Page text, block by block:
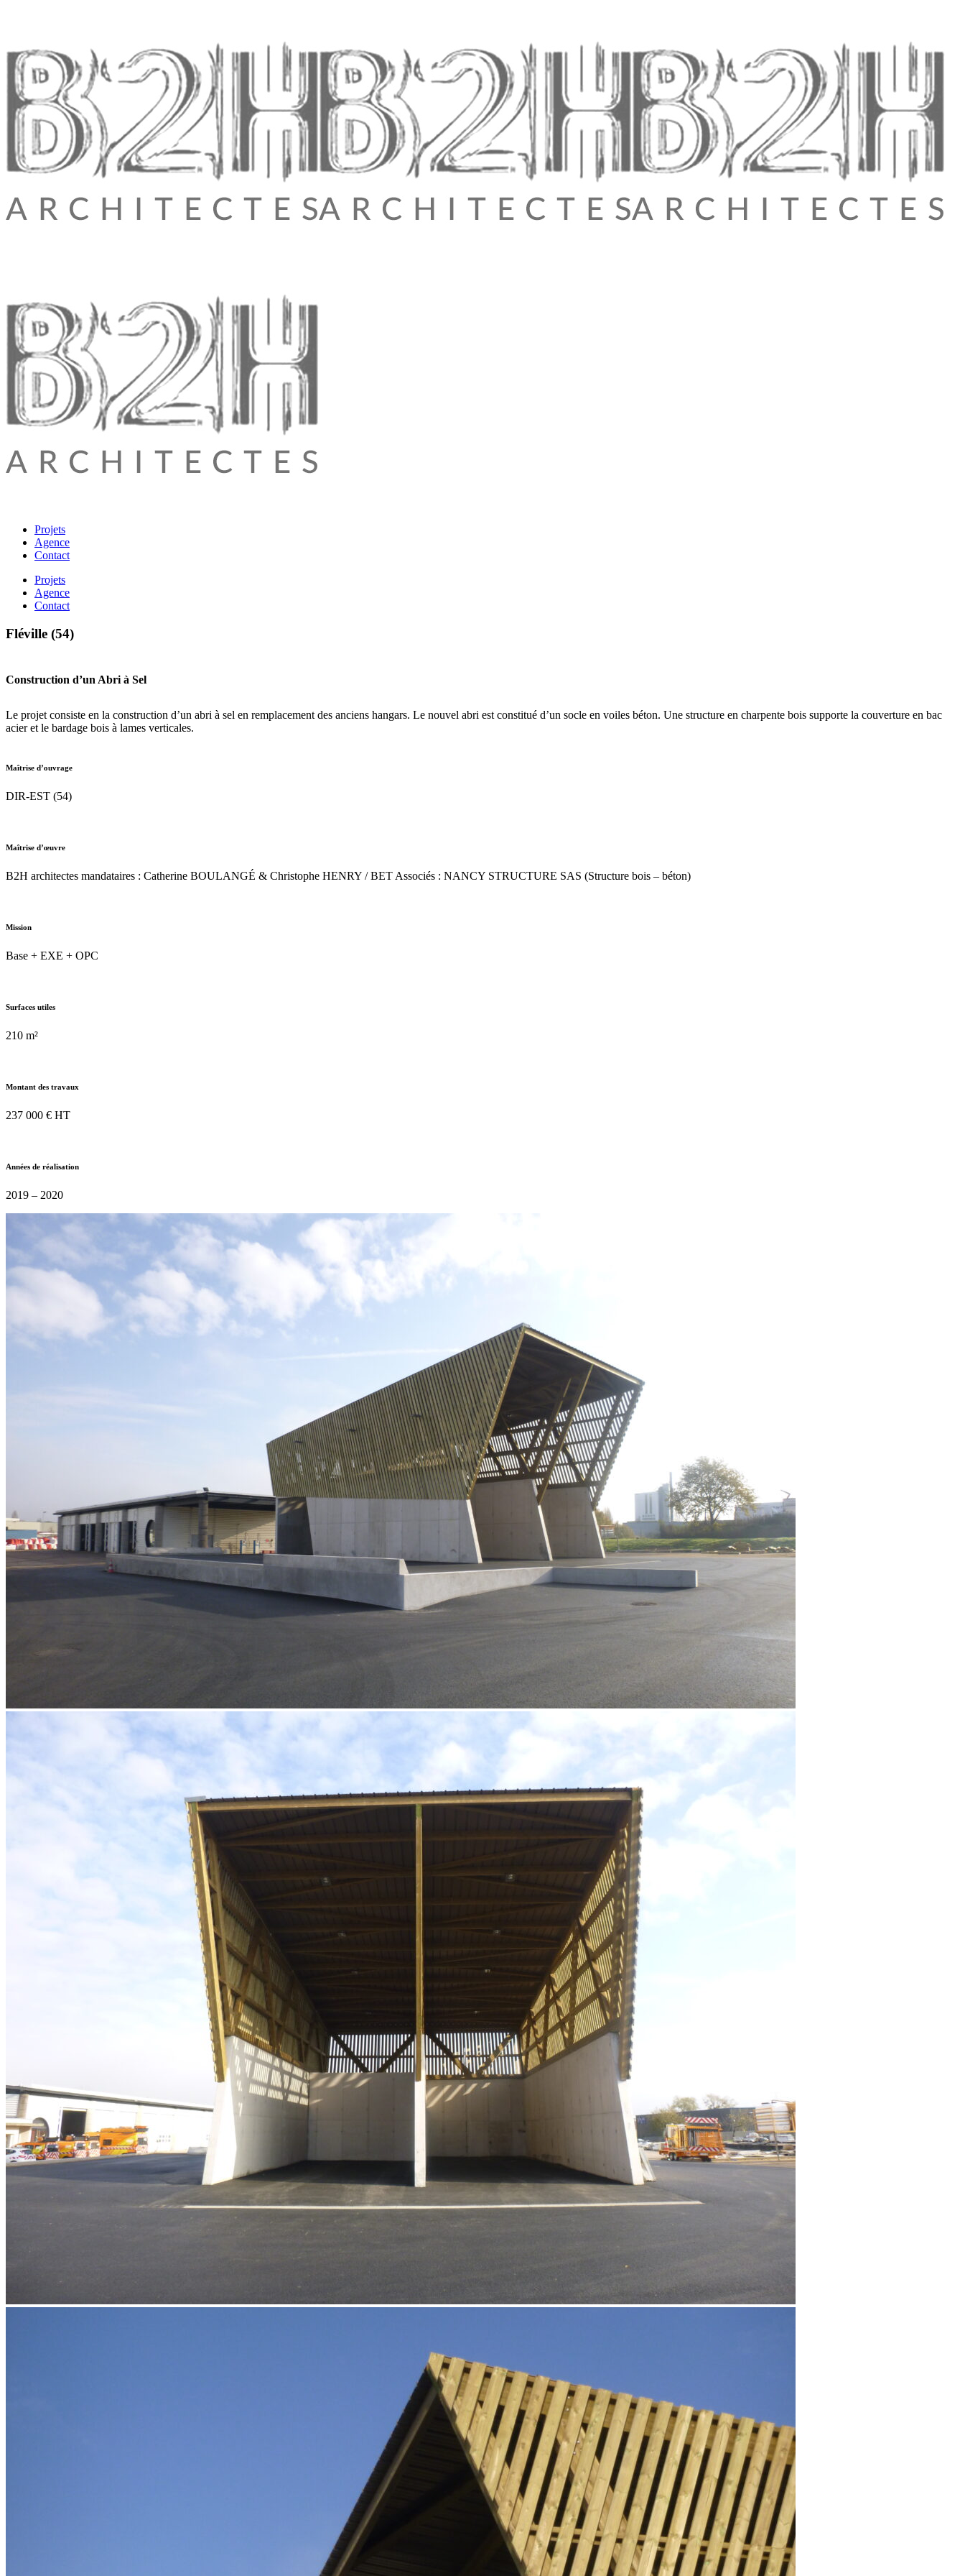
Projets
Agence
Contact
Projets
Agence
Contact
Fléville (54)
Construction d’un Abri à Sel
Le projet consiste en la construction d’un abri à sel en remplacement des anciens hangars. Le nouvel abri est constitué d’un socle en voiles béton. Une structure en charpente bois supporte la couverture en bac
acier et le bardage bois à lames verticales.
Maîtrise d’ouvrage
DIR-EST (54)
Maîtrise d’œuvre
B2H architectes mandataires : Catherine BOULANGÉ & Christophe HENRY / BET Associés : NANCY STRUCTURE SAS (Structure bois – béton)
Mission
Base + EXE + OPC
Surfaces utiles
210 m²
Montant des travaux
237 000 € HT
Années de réalisation
2019 – 2020